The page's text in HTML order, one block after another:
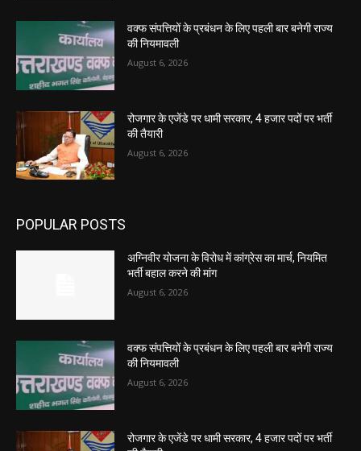
वक्फ संपत्तियों के प्रबंधन के लिए पहली बार बनेगी राज्य
की नियमावली
August 6, 2026
रोजगार के एजेंडे पर धामी सरकार, 4 हजार पदों पर भर्ती
की तैयारी
August 6, 2026
POPULAR POSTS
अग्निवीर योजना के विरोध में कांग्रेस का मार्च, नियमित
भर्ती बहाल करने की मांग
August 6, 2026
वक्फ संपत्तियों के प्रबंधन के लिए पहली बार बनेगी राज्य
की नियमावली
August 6, 2026
रोजगार के एजेंडे पर धामी सरकार, 4 हजार पदों पर भर्ती